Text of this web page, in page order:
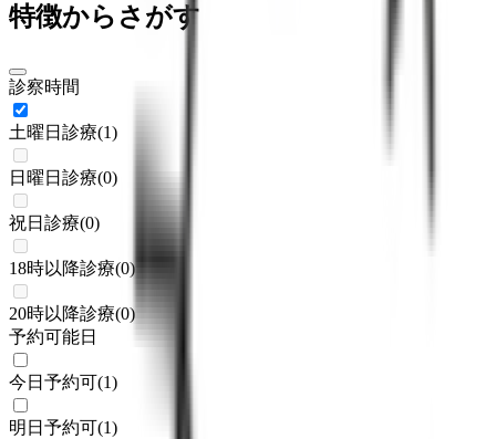
特徴からさがす
診察時間
土曜日診療(1)
日曜日診療(0)
祝日診療(0)
18時以降診療(0)
20時以降診療(0)
予約可能日
今日予約可(1)
明日予約可(1)